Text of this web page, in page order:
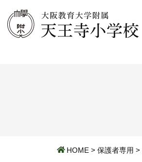
HOME > 保護者専用 >